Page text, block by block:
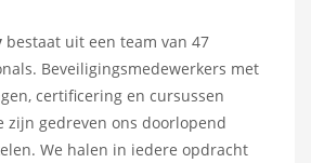
bestaat uit een team van 47
Beveiligingsmedewerkers met
certificering en cursussen
zijn gedreven ons doorlopend
We halen in iedere opdracht